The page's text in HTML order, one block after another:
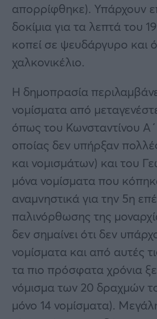
απορρίφθηκε). Υπάρχουν
δοκίμια για τα λεπτά του
κοπεί σε ψευδάργυρο και
χαλκονικέλιο.
Η δημοπρασία
νομίσματα από
όπως του Κωνσταντίνου Α΄
οποίας δεν υπήρξαν
και νομισμάτων) και του
μόνα νομίσματα που
αναμνηστικά για την 5η
παλινόρθωσης της
δεν σημαίνει ότι δεν
νομίσματα και από αυτές
τα πιο πρόσφατα χρόνια
νόμισμα των 20 δραχμών
μόνο 14 νομίσματα).